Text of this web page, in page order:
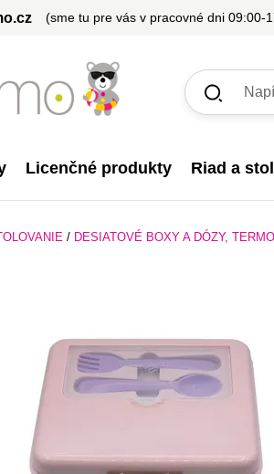
(sme tu pre vás v pracovné dni 09:00-
Licenčné produkty Riad a
/ DESIATOVÉ BOXY A DÓZY,